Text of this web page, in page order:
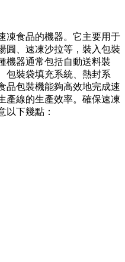
凍食品的機器。它主要用于
圓、速凍沙拉等，裝入包裝
機器通常包括自動送料裝
包裝袋填充系統、熱封系
品包裝機能夠高效地完成速
產線的生產效率。確保速凍
以下幾點：